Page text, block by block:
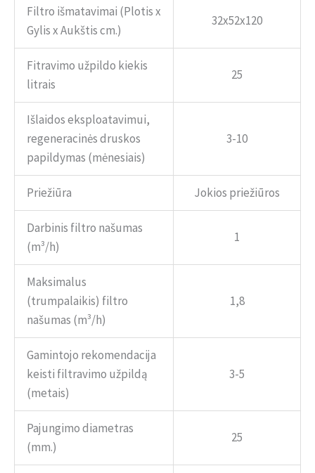
Filtro išmatavimai (Plotis x
Gylis x Aukštis cm.)
32x52x120
Fitravimo užpildo kiekis
litrais
25
Išlaidos eksploatavimui,
regeneracinės druskos
papildymas (mėnesiais)
3-10
Priežiūra Jokios priežiūros
Darbinis filtro našumas
(m³/h)
1
Maksimalus
(trumpalaikis) filtro
našumas (m³/h)
1,8
Gamintojo rekomendacija
keisti filtravimo užpildą
(metais)
3-5
Pajungimo diametras
(mm.)
25